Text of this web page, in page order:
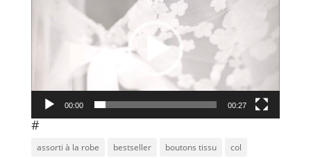
00:00 00:27
#
assorti à la robe bestseller boutons tissu
col